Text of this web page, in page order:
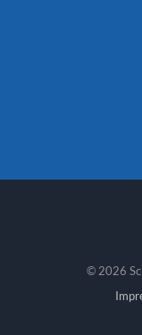
© 2026